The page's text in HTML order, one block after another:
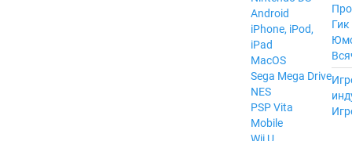
Android
iPhone, iPod,
iPad
MacOS
Sega Mega Drive
NES
PSP Vita
Mobile
Гик